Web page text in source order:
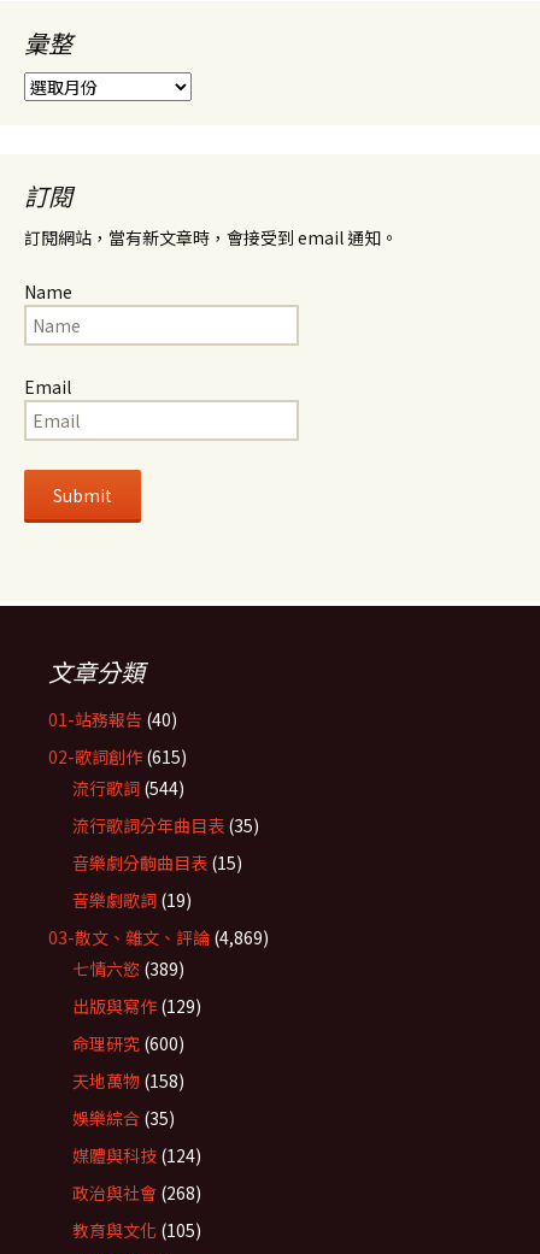
彙整
彙
整
訂閱
訂閱網站，當有新文章時，會接受到 email 通知。
Name
Email
文章分類
01-站務報告 (40)
02-歌詞創作 (615)
流行歌詞 (544)
流行歌詞分年曲目表 (35)
音樂劇分齣曲目表 (15)
音樂劇歌詞 (19)
03-散文、雜文、評論 (4,869)
七情六慾 (389)
出版與寫作 (129)
命理研究 (600)
天地萬物 (158)
娛樂綜合 (35)
媒體與科技 (124)
政治與社會 (268)
教育與文化 (105)